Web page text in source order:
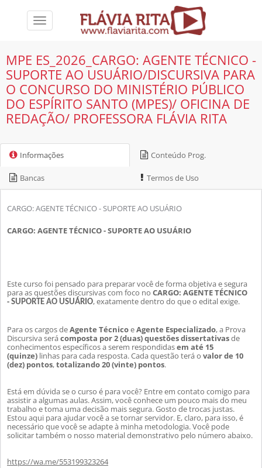
Toggle
MPE ES_2026_CARGO: AGENTE TÉCNICO -
SUPORTE AO USUÁRIO/DISCURSIVA PARA
O CONCURSO DO MINISTÉRIO PÚBLICO
DO ESPÍRITO SANTO (MPES)/ OFICINA DE
REDAÇÃO/ PROFESSORA FLÁVIA RITA
Informações Conteúdo Prog.
Bancas Termos de Uso
CARGO: AGENTE TÉCNICO - SUPORTE AO USUÁRIO
CARGO: AGENTE TÉCNICO - SUPORTE AO USUÁRIO
Este curso foi pensado para preparar você de forma objetiva e segura
para as questões discursivas com foco no CARGO: AGENTE TÉCNICO
- SUPORTE AO USUÁRIO, exatamente dentro do que o edital exige.
Para os cargos deAgente TécnicoeAgente Especializado, a Prova
Discursiva serácomposta por 2 (duas) questões dissertativasde
conhecimentos específicos a serem respondidasem até 15
(quinze) linhas para cada resposta. Cada questão terá o valor de 10
(dez) pontos,totalizando 20 (vinte) pontos.
Está em dúvida se o curso é para você? Entre em contato comigo para
assistir a algumas aulas. Assim, você conhece um pouco mais do meu
trabalho etoma uma decisão mais segura. Gosto de trocas justas.
Estou aqui para ajudar você a se tornar servidor. E, claro, para isso, é
necessário que você se adapte à minha metodologia. Você pode
solicitar também o nosso material demonstrativo pelo número abaixo.
https://wa.me/553199323264